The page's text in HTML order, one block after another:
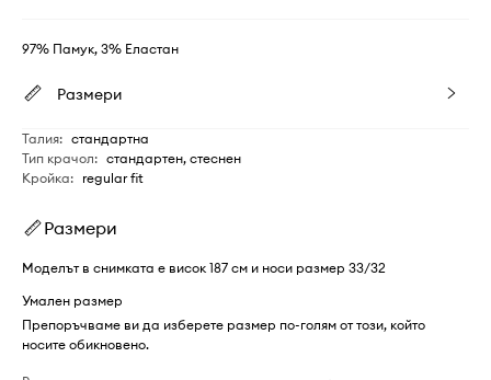
97% Памук, 3% Еластан
Размери
Талия: стандартна
Тип крачол: стандартен, стеснен
Кройка: regular fit
Размери
Моделът в снимката е висок 187 см и носи размер 33/32
Умален размер
Препоръчваме ви да изберете размер по-голям от този, който
носите обикновено.